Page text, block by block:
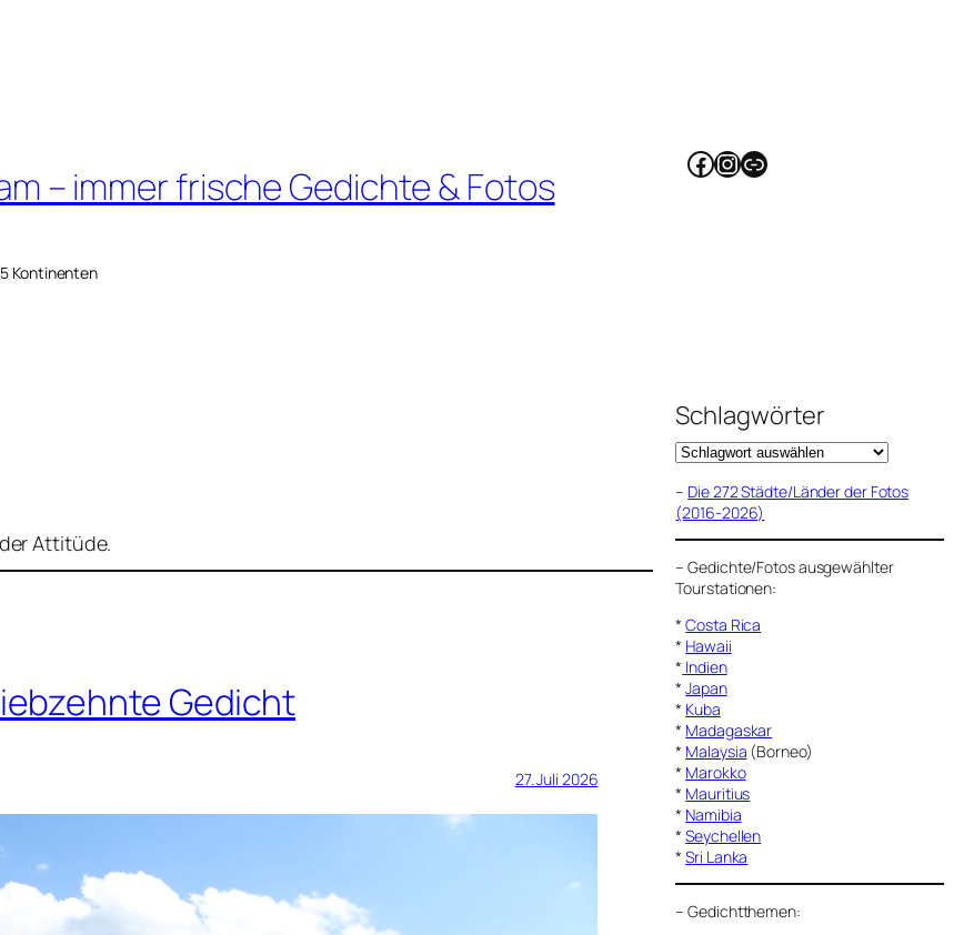
– immer frische Gedichte & Fotos
Kontinenten
Facebook
Instagram
Link
Attitüde.
Gedicht
27. Juli 2026
Schlagwörter
– Die 272 Städte/Länder der Fotos
(2016-2026)
–Gedichte/Fotos ausgewählter
Tourstationen:
*Costa Rica
* Hawaii
* Indien
*Japan
* Kuba
* Madagaskar
* Malaysia (Borneo)
* Marokko
* Mauritius
* Namibia
*Seychellen
*Sri Lanka
–Gedichtthemen: